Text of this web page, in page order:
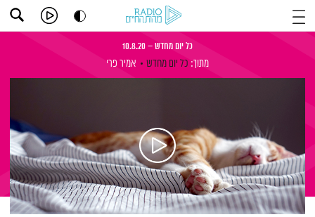
כל יום מחדש – 10.8.20
מתוך: כל יום מחדש אמיר פרי